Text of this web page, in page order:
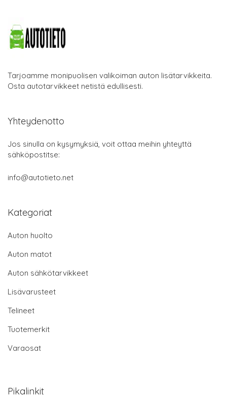
Tarjoamme monipuolisen valikoiman auton lisätarvikkeita.
Osta autotarvikkeet netistä edullisesti.
Yhteydenotto
Jos sinulla on kysymyksiä, voit ottaa meihin yhteyttä
sähköpostitse:
info@autotieto.net
Kategoriat
Auton huolto
Auton matot
Auton sähkötarvikkeet
Lisävarusteet
Telineet
Tuotemerkit
Varaosat
Pikalinkit